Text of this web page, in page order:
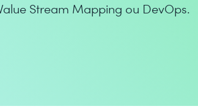
Stream Mapping ou DevOps.